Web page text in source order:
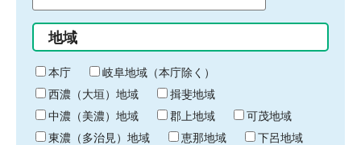
始
り
間
終
わ
り
地域
本庁
岐阜地域（本庁除く）
西濃（大垣）地域
揖斐地域
中濃（美濃）地域
郡上地域
可茂地域
東濃（多治見）地域
恵那地域
下呂地域